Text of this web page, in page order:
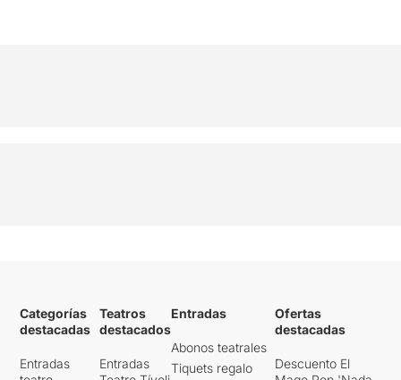
Categorías
destacadas
Entradas
Teatros
destacados
Entradas
Entradas
Abonos teatrales
Tiquets regalo
Ofertas
destacadas
Descuento El